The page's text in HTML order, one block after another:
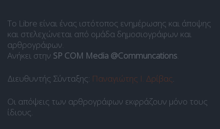
Το Libre είναι ένας ιστότοπος ενημέρωσης και άποψης
και στελεχώνεται από ομάδα δημοσιογράφων και
αρθρογράφων.
Ανήκει στην SP COM Media @Communcations.
Διευθυντής Σύνταξης: Παναγιώτης Ι. Δρίβας.
Οι απόψεις των αρθρογράφων εκφράζουν μόνο τους
ίδιους.